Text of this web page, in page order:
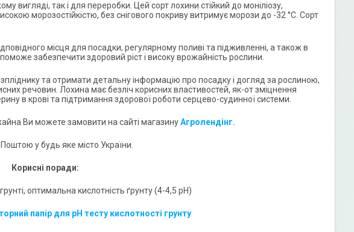
так і для переробки. Цей сорт лохини стійкий до моніліозу,
морозостійкістю, без снігового покриву витримує морози до -32 °С. Сорт
місця для посадки, регулярному поливі та підживленні, а також в
забезпечити здоровий ріст і високу врожайність рослини.
та отримати детальну інформацію про посадку і догляд за рослиною,
речовин. Лохина має безліч корисних властивостей, як-от зміцнення
в крові та підтримання здорової роботи серцево-судинної системи.
Ви можете замовити на сайті магазинуАгролендінг.
у будь яке місто України.
Корисні поради:
оптимальна кислотність ґрунту (4-4,5 pH)
папір для pH тесту кислотності грунту